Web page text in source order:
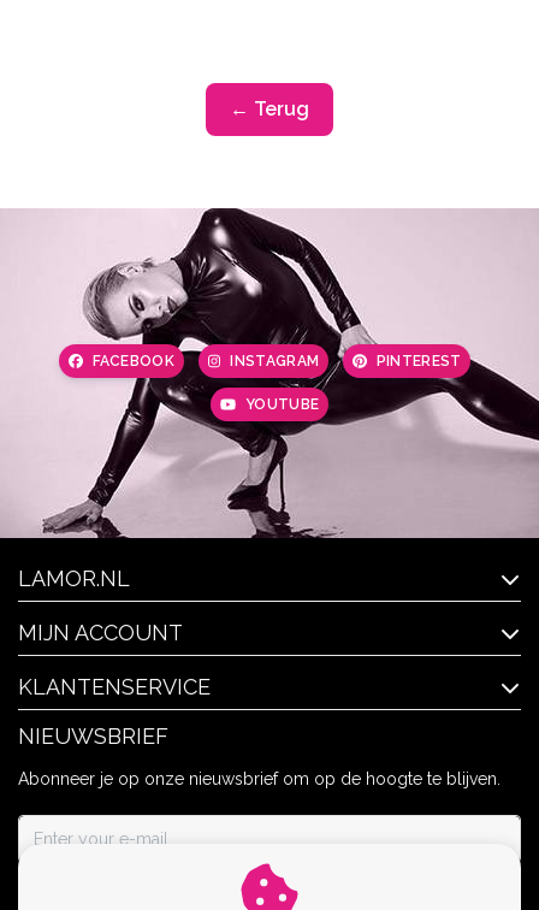
← Terug
FACEBOOK INSTAGRAM PINTEREST
YOUTUBE
LAMOR.NL
MIJN ACCOUNT
KLANTENSERVICE
NIEUWSBRIEF
Abonneer je op onze nieuwsbrief om op de hoogte te blijven.